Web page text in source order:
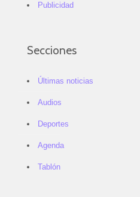
Publicidad
Secciones
Últimas noticias
Audios
Deportes
Agenda
Tablón